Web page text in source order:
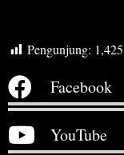
Pengunjung: 1,425
Facebook
YouTube